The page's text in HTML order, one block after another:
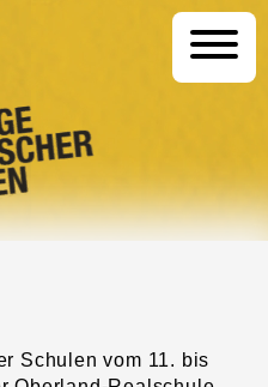
Schulen vom 11. bis